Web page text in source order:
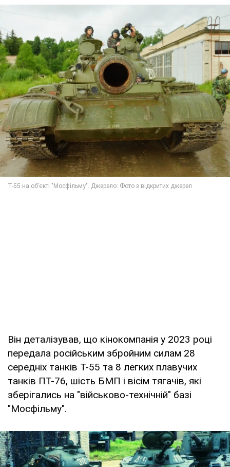
Він деталізував, що кінокомпанія у 2023 році
передала російським збройним силам 28
середніх танків Т-55 та 8 легких плавучих
танків ПТ-76, шість БМП і вісім тягачів, які
зберігались на "військово-технічній" базі
"Мосфільму".